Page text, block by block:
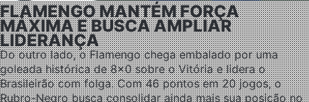
FLAMENGO MANTÉM FORÇA
MÁXIMA E BUSCA AMPLIAR
LIDERANÇA
Do outro lado, o Flamengo chega embalado por uma
goleada histórica de 8x0 sobre o Vitória e lidera o
Brasileirão com folga. Com 46 pontos em 20 jogos, o
Rubro-Negro busca consolidar ainda mais sua posição no